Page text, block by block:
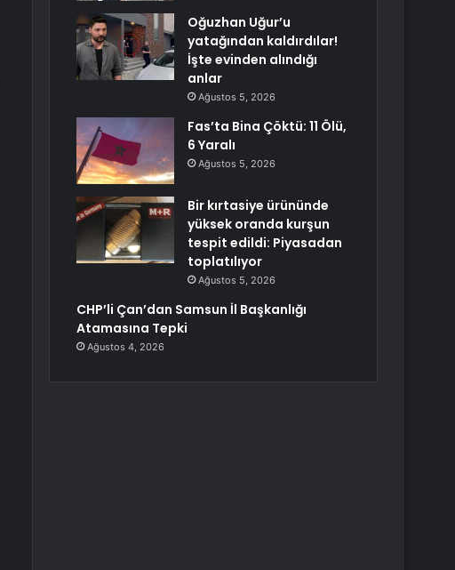
Oğuzhan Uğur’u
yatağından kaldırdılar!
İşte evinden alındığı
anlar
Ağustos 5, 2026
Fas’ta Bina Çöktü: 11 Ölü,
6 Yaralı
Ağustos 5, 2026
Bir kırtasiye ürününde
yüksek oranda kurşun
tespit edildi: Piyasadan
toplatılıyor
Ağustos 5, 2026
CHP’li Çan’dan Samsun İl Başkanlığı
Atamasına Tepki
Ağustos 4, 2026